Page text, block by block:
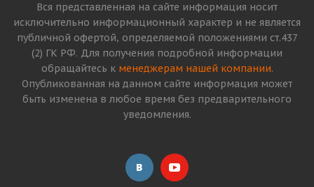
Вся представленная на сайте информация носит
исключительно информационный характер и не является
публичной офертой, определяемой положениями ст.437
(2) ГК РФ. Для получения подробной информации
обращайтесь к менеджерам нашей компании.
Опубликованная на данном сайте информация может
быть изменена в любое время без предварительного
уведомления.